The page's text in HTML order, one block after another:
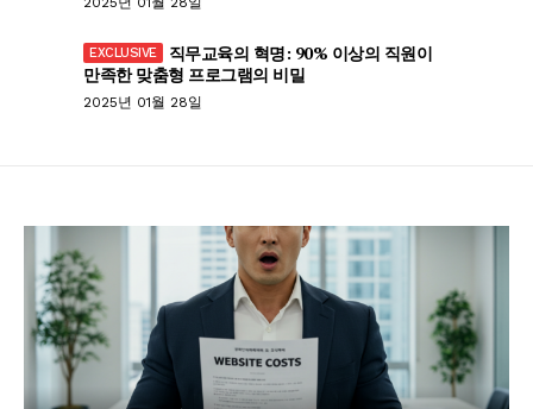
직무교육의 혁명: 90% 이상의 직원이
만족한 맞춤형 프로그램의 비밀
2025년 01월 28일